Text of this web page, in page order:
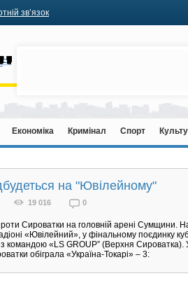
зв’язок
Економіка Кримінал Спорт
на "Ювілейному"
19 016 0
Сироватки на головній арені Сумщини.
«Ювілейний», у фінальному поєдинку
з командою «LS GROUP” (Верхня Сироватка).
обіграла «Україна-Токарі» – 3: